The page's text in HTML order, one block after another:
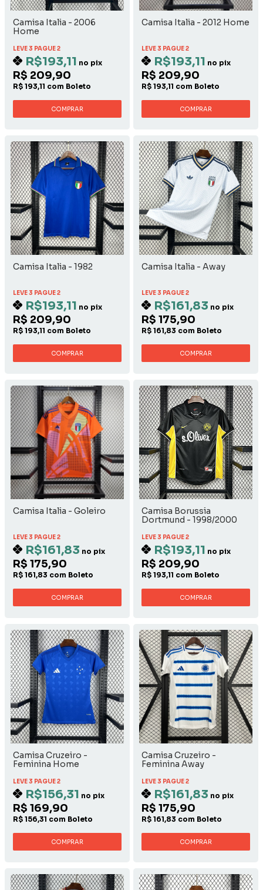
Camisa Italia - 2006
Home
LEVE 3 PAGUE 2
R$193,11 no pix
R$ 209,90
R$ 193,11 com Boleto
COMPRAR
Camisa Italia - 2012 Home
LEVE 3 PAGUE 2
R$193,11 no pix
R$ 209,90
R$ 193,11 com Boleto
COMPRAR
Camisa Italia - 1982
LEVE 3 PAGUE 2
R$193,11 no pix
R$ 209,90
R$ 193,11 com Boleto
COMPRAR
Camisa Italia - Away
LEVE 3 PAGUE 2
R$161,83 no pix
R$ 175,90
R$ 161,83 com Boleto
COMPRAR
Camisa Italia - Goleiro
LEVE 3 PAGUE 2
R$161,83 no pix
R$ 175,90
R$ 161,83 com Boleto
COMPRAR
Camisa Borussia
Dortmund - 1998/2000
LEVE 3 PAGUE 2
R$193,11 no pix
R$ 209,90
R$ 193,11 com Boleto
COMPRAR
Camisa Cruzeiro -
Feminina Home
LEVE 3 PAGUE 2
R$156,31 no pix
R$ 169,90
R$ 156,31 com Boleto
COMPRAR
Camisa Cruzeiro -
Feminina Away
LEVE 3 PAGUE 2
R$161,83 no pix
R$ 175,90
R$ 161,83 com Boleto
COMPRAR